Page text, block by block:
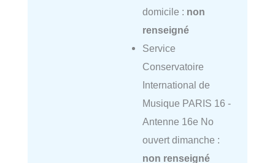
domicile : non
renseigné
Service
Conservatoire
International de
Musique PARIS 16 -
Antenne 16e No
ouvert dimanche :
non renseigné